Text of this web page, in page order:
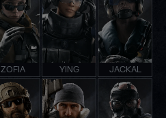
ZOFIA YING JACKAL